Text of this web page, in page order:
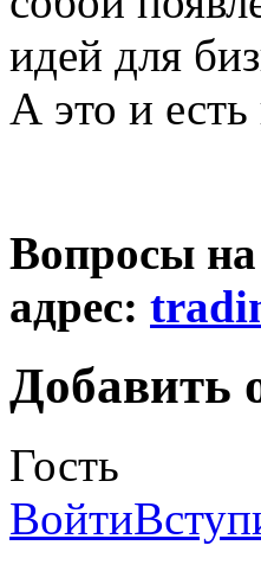
идей для
А это и
Вопросы на
адрес:
Добавить
Гость
Войти